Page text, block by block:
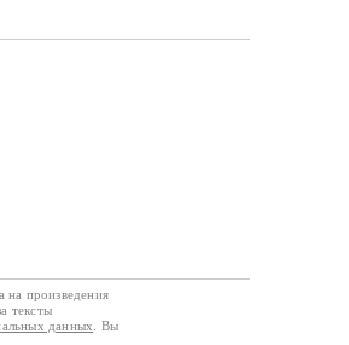
на произведения
тексты
данных
. Вы